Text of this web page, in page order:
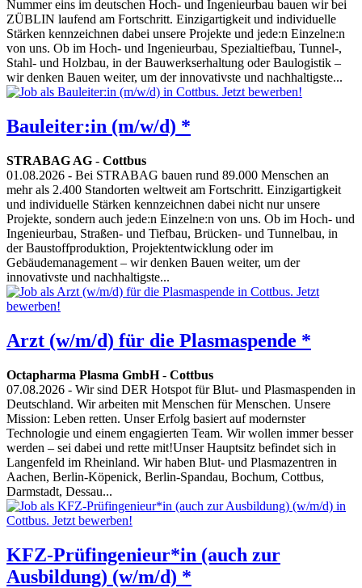
Nummer eins im deutschen Hoch- und Ingenieurbau bauen wir bei
ZÜBLIN laufend am Fortschritt. Einzigartigkeit und individuelle
Stärken kennzeichnen dabei unsere Projekte und jede:n Einzelne:n
von uns. Ob im Hoch- und Ingenieurbau, Spezialtiefbau, Tunnel-,
Stahl- und Holzbau, in der Bauwerkserhaltung oder Baulogistik –
wir denken Bauen weiter, um der innovativste und nachhaltigste...
Bauleiter:in (m/w/d) *
STRABAG AG - Cottbus
01.08.2026 - Bei STRABAG bauen rund 89.000 Menschen an
mehr als 2.400 Standorten weltweit am Fortschritt. Einzigartigkeit
und individuelle Stärken kennzeichnen dabei nicht nur unsere
Projekte, sondern auch jede:n Einzelne:n von uns. Ob im Hoch- und
Ingenieurbau, Straßen- und Tiefbau, Brücken- und Tunnelbau, in
der Baustoffproduktion, Projektentwicklung oder im
Gebäudemanagement – wir denken Bauen weiter, um der
innovativste und nachhaltigste...
Arzt (w/m/d) für die Plasmaspende *
Octapharma Plasma GmbH- Cottbus
07.08.2026 - Wir sind DER Hotspot für Blut- und Plasmaspenden in
Deutschland. Wir arbeiten mit Menschen für Menschen. Unsere
Mission: Leben retten. Unser Erfolg basiert auf modernster
Technologie und einem engagierten Team. Wir wollen immer besser
werden – sei dabei und rette mit!Unser Hauptsitz befindet sich in
Langenfeld im Rheinland. Wir haben Blut- und Plasmazentren in
Aachen, Berlin-Köpenick, Berlin-Spandau, Bochum, Cottbus,
Darmstadt, Dessau...
KFZ-Prüfingenieur*in (auch zur
Ausbildung) (w/m/d) *